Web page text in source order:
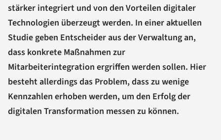
stärker integriert und von den Vorteilen digitaler
Technologien überzeugt werden. In einer aktuellen
Studie geben Entscheider aus der Verwaltung an,
dass konkrete Maßnahmen zur
Mitarbeiterintegration ergriffen werden sollen. Hier
besteht allerdings das Problem, dass zu wenige
Kennzahlen erhoben werden, um den Erfolg der
digitalen Transformation messen zu können.